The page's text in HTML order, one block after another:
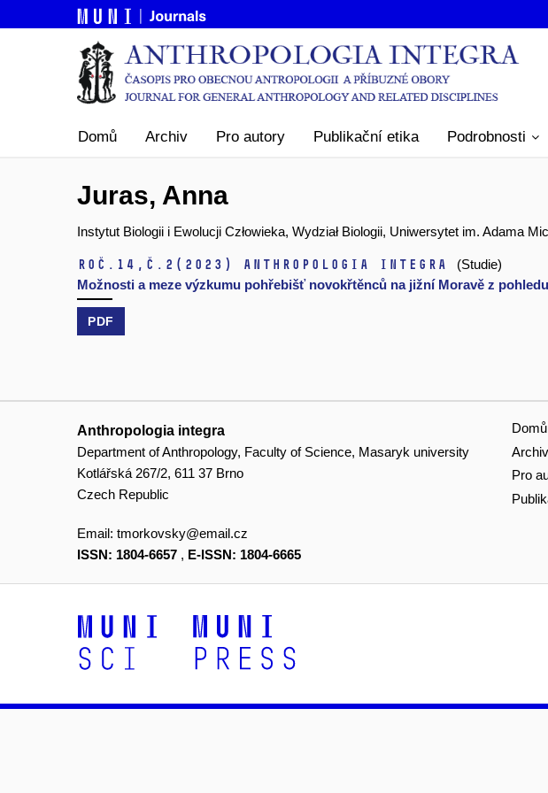
Domů Archiv Pro autory Publikační etika Podrobnosti
Juras, Anna
Instytut Biologii i Ewolucji Człowieka, Wydział Biologii, Uniwersytet im. Adama
Roč.14, č.2 (2023) Anthropologia integra
(Studie)
Možnosti a meze výzkumu pohřebišť novokřtěnců na jižní Moravě z
PDF
Anthropologia integra
Department of Anthropology, Faculty of Science, Masaryk university
Kotlářská 267/2, 611 37 Brno
Czech Republic
Email: tmorkovsky@email.cz
ISSN: 1804-6657 , E-ISSN: 1804-6665
Domů
Archiv
Pro